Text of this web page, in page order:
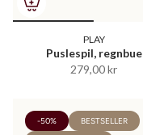
PLAY
Puslespil, regnbue
279,00 kr
-50%
BESTSELLER